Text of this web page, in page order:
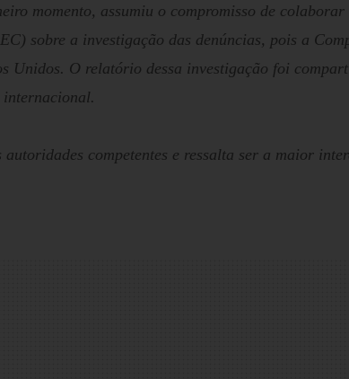
momento, assumiu o compromisso de
sobre a investigação das denúncias, pois a
Unidos. O relatório dessa investigação foi
competentes e ressalta ser a maior